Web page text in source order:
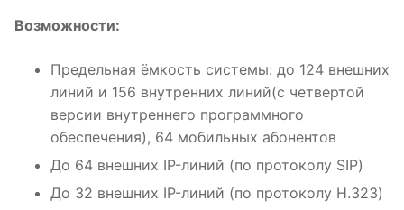
Возможности:
Предельная ёмкость системы: до 124 внешних
линий и 156 внутренних линий(с четвертой
версии внутреннего программного
обеспечения), 64 мобильных абонентов
До 64 внешних IP-линий (по протоколу SIP)
До 32 внешних IP-линий (по протоколу H.323)